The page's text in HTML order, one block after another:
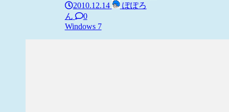
2010.12.14
ぽぽろ
ん
0
Windows 7